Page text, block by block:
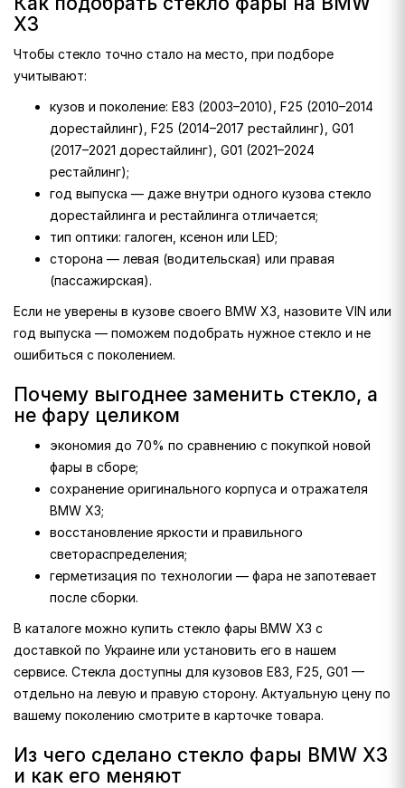
X3
Чтобы стекло точно стало на место, при подборе
учитывают:
кузов и поколение: E83 (2003–2010), F25 (2010–2014
дорестайлинг), F25 (2014–2017 рестайлинг), G01
(2017–2021 дорестайлинг), G01 (2021–2024
рестайлинг);
год выпуска — даже внутри одного кузова стекло
дорестайлинга и рестайлинга отличается;
тип оптики: галоген, ксенон или LED;
сторона — левая (водительская) или правая
(пассажирская).
Если не уверены в кузове своего BMW X3, назовите VIN или
год выпуска — поможем подобрать нужное стекло и не
ошибиться с поколением.
Почему выгоднее заменить стекло, а
не фару целиком
экономия до 70% по сравнению с покупкой новой
фары в сборе;
сохранение оригинального корпуса и отражателя
BMW X3;
восстановление яркости и правильного
светораспределения;
герметизация по технологии — фара не запотевает
после сборки.
В каталоге можно купить стекло фары BMW X3 с
доставкой по Украине или установить его в нашем
сервисе. Стекла доступны для кузовов E83, F25, G01 —
отдельно на левую и правую сторону. Актуальную цену по
вашему поколению смотрите в карточке товара.
Из чего сделано стекло фары BMW X3
и как его меняют